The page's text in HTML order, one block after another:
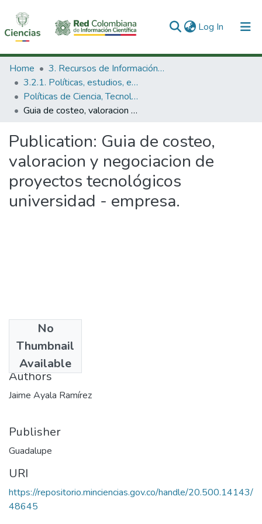
Log In (current)
Communities & Collections
All of DSpace
Statistics
Home
3. Recursos de Información Científica y Tecnológica
3.2.1. Políticas, estudios, evaluaciones e indicadores de CTeI
Políticas de Ciencia, Tecnología e Innovación
Guia de costeo, valoracion y negociacion de proyectos tecnológicos universidad - empresa.
Publication: Guia de costeo,
valoracion y negociacion de
proyectos tecnológicos
universidad - empresa.
No
Thumbnail
Available
1997
Authors
Jaime Ayala Ramírez
Publisher
Guadalupe
URI
https://repositorio.minciencias.gov.co/handle/20.500.14143/
48645